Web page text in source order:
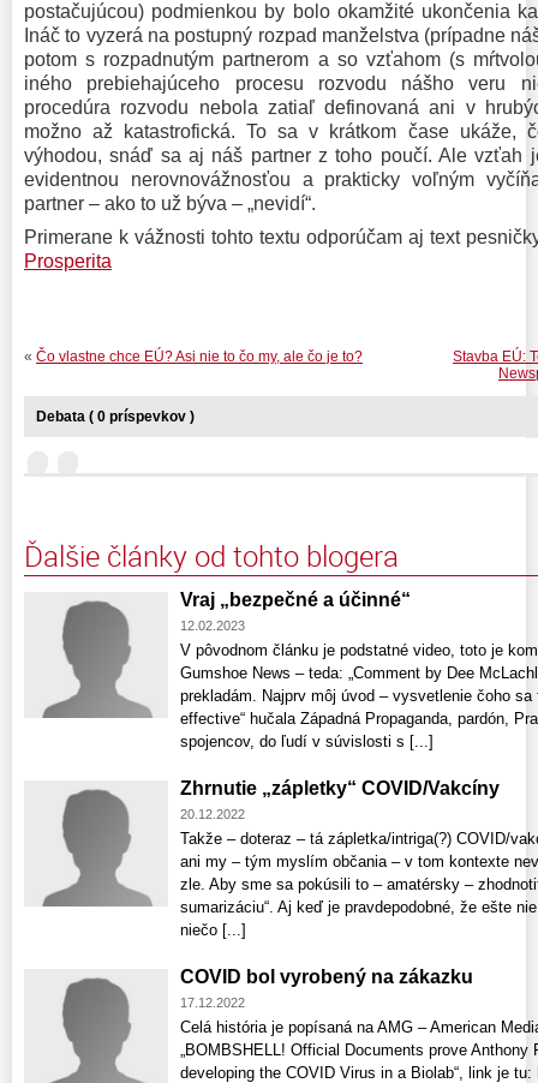
postačujúcou) podmienkou by bolo okamžité ukončenia
Ináč to vyzerá na postupný rozpad manželstva (prípadne
potom s rozpadnutým partnerom a so vzťahom (s
iného prebiehajúceho procesu rozvodu nášho veru
procedúra rozvodu nebola zatiaľ definovaná ani v
možno až katastrofická. To sa v krátkom čase ukáže,
výhodou, snáď sa aj náš partner z toho poučí. Ale vzťah
evidentnou nerovnovážnosťou a prakticky voľným
partner – ako to už býva – „nevidí“.
Primerane k vážnosti tohto textu odporúčam aj text
Prosperita
Stavba EÚ:
« Čo vlastne chce EÚ? Asi nie to čo my, ale čo je to?
Debata ( 0 príspevkov )
Ďalšie články od tohto blogera
Vraj „bezpečné a účinné“
12.02.2023
V pôvodnom článku je podstatné video, toto je
Gumshoe News – teda: „Comment by Dee
prekladám. Najprv môj úvod – vysvetlenie čoho
effective“ hučala Západná Propaganda, pardón,
spojencov, do ľudí v súvislosti s [...]
Zhrnutie „zápletky“ COVID/Vakcíny
20.12.2022
Takže – doteraz – tá zápletka/intriga(?) COVID/
ani my – tým myslím občania – v tom kontexte
zle. Aby sme sa pokúsili to – amatérsky –
sumarizáciu“. Aj keď je pravdepodobné, že ešte
niečo [...]
COVID bol vyrobený na zákazku
17.12.2022
Celá história je popísaná na AMG – American
„BOMBSHELL! Official Documents prove
developing the COVID Virus in a Biolab“, link je